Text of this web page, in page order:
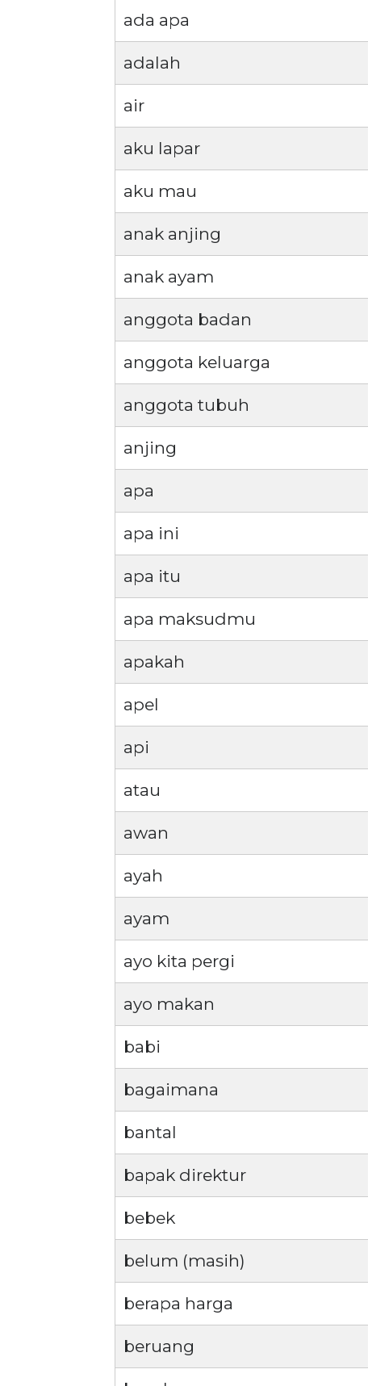
ada apa
adalah
air
aku lapar
aku mau
anak anjing
anak ayam
anggota badan
anggota keluarga
anggota tubuh
anjing
apa
apa ini
apa itu
apa maksudmu
apakah
apel
api
atau
awan
ayah
ayam
ayo kita pergi
ayo makan
babi
bagaimana
bantal
bapak direktur
bebek
belum (masih)
berapa harga
beruang